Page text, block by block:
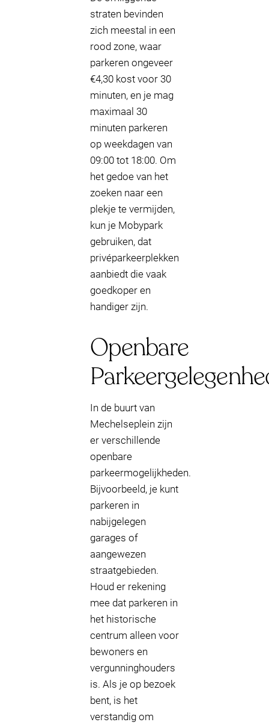
straten bevinden
zich meestal in een
rood zone, waar
parkeren ongeveer
€4,30 kost voor 30
minuten, en je mag
maximaal 30
minuten parkeren
op weekdagen van
09:00 tot 18:00. Om
het gedoe van het
zoeken naar een
plekje te vermijden,
kun je Mobypark
gebruiken, dat
privéparkeerplekken
aanbiedt die vaak
goedkoper en
handiger zijn.
Openbare
In de buurt van
Mechelseplein zijn
er verschillende
openbare
parkeermogelijkheden.
Bijvoorbeeld, je kunt
parkeren in
nabijgelegen
garages of
aangewezen
straatgebieden.
Houd er rekening
mee dat parkeren in
het historische
centrum alleen voor
bewoners en
vergunninghouders
is. Als je op bezoek
bent, is het
verstandig om